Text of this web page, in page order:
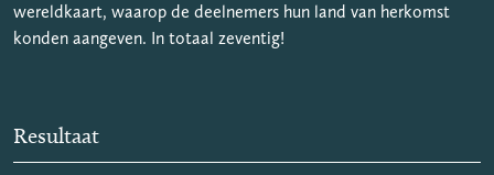
wereldkaart, waarop de deelnemers hun land van herkomst
konden aangeven. In totaal zeventig!
Resultaat